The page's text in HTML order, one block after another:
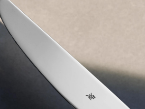
veya DIN EN 10088 eşdeğer